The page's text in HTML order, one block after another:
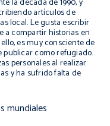
artículos de
local. Le gusta escribir
a compartir historias en
es muy consciente de
como refugiado.
personales al realizar
y ha sufrido falta de
mundiales